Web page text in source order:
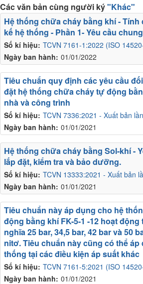
Các văn bản cùng người ký"Khác"
Số kí hiệu: TCVN 7161-1:2022 (ISO
Ngày ban hành: 01/01/2022
Hệ thống chữa cháy bằng khí - Tính
kế hệ thống - Phần 1- Yêu cầu chung
Số kí hiệu: TCVN 7336:2021 - Xuất bản
Ngày ban hành: 01/01/2021
Tiêu chuẩn quy định các yêu cầu
đặt hệ thống chữa cháy tự động
nhà và công trình
Số kí hiệu: TCVN 13333:2021 - Xuất bản
Ngày ban hành: 01/01/2021
Hệ thống chữa cháy bằng Sol-khí -
lắp đặt, kiểm tra và bảo dưỡng.
Số kí hiệu: TCVN 7161-5:2021 (ISO
Ngày ban hành: 01/01/2021
Tiêu chuẩn này áp dụng cho hệ
động bằng khí FK-5-1 -12 hoạt động
nghĩa 25 bar, 34,5 bar, 42 bar và 50
nitơ. Tiêu chuẩn này cũng có thể
thống tại các điều kiện áp suất khác